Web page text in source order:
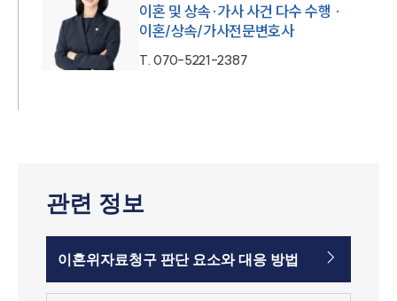
이혼 및 상속·가사 사건 다수 수행 ·
이혼/상속/가사전문변호사
T.070-5221-2387
관련 정보
이혼위자료청구 판단 요소와 대응 방법